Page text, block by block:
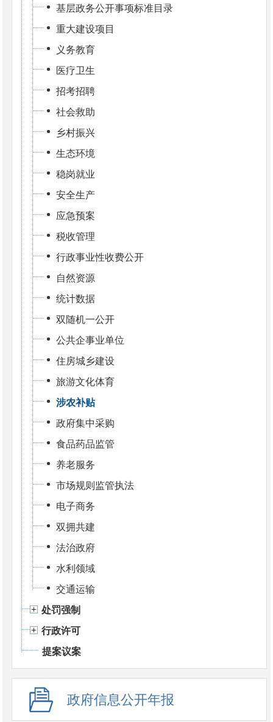
基层政务公开事项标准目录
重大建设项目
义务教育
医疗卫生
招考招聘
社会救助
乡村振兴
生态环境
稳岗就业
安全生产
应急预案
税收管理
行政事业性收费公开
自然资源
统计数据
双随机一公开
公共企事业单位
住房城乡建设
旅游文化体育
涉农补贴
政府集中采购
食品药品监管
养老服务
市场规则监管执法
电子商务
双拥共建
法治政府
水利领域
交通运输
处罚强制
行政许可
提案议案
政府信息公开年报